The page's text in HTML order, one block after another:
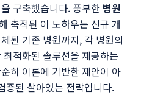
구축했습니다. 풍부한 병원
축적된 이 노하우는 신규 개
된 기존 병원까지, 각 병원의
적화된 솔루션을 제공하는
히 이론에 기반한 제안이 아
증된 살아있는 전략입니다.